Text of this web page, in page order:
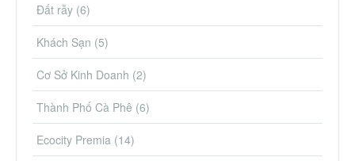
Đất rẫy (6)
Khách Sạn (5)
Cơ Sở Kinh Doanh (2)
Thành Phố Cà Phê (6)
Ecocity Premia (14)